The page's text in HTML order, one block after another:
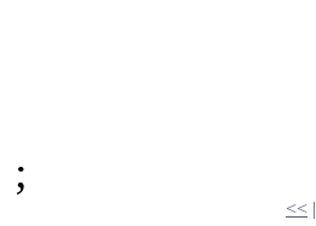
;
<< |